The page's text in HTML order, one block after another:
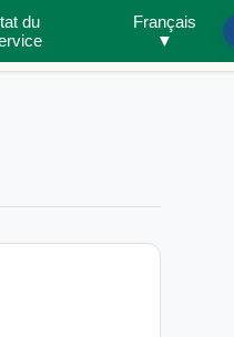
du
Français
▼
ravageurs ou maisons...